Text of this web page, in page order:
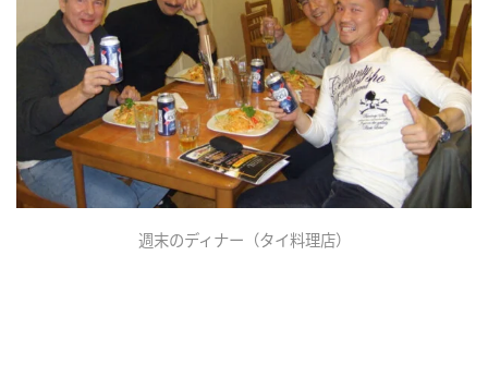
週末のディナー（タイ料理店）